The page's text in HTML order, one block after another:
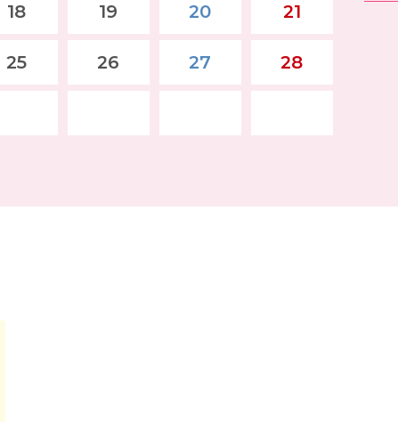
18 19 20 21
25 26 27 28